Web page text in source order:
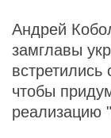
Андрей
замглавы
чтобы
реализацию